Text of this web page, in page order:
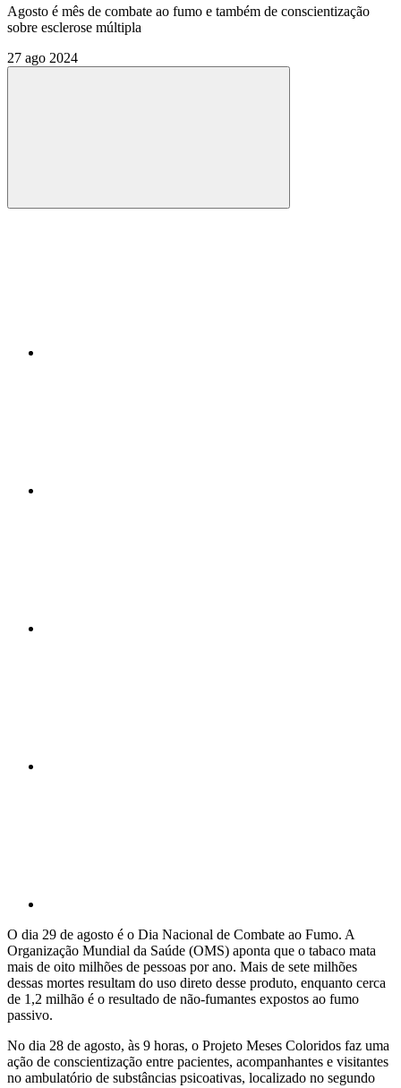
Agosto é mês de combate ao fumo e também de conscientização
sobre esclerose múltipla
27 ago 2024
Compartilhar
O dia 29 de agosto é o Dia Nacional de Combate ao Fumo. A
Organização Mundial da Saúde (OMS) aponta que o tabaco mata
mais de oito milhões de pessoas por ano. Mais de sete milhões
dessas mortes resultam do uso direto desse produto, enquanto cerca
de 1,2 milhão é o resultado de não-fumantes expostos ao fumo
passivo.
No dia 28 de agosto, às 9 horas, o Projeto Meses Coloridos faz uma
ação de conscientização entre pacientes, acompanhantes e visitantes
no ambulatório de substâncias psicoativas, localizado no segundo